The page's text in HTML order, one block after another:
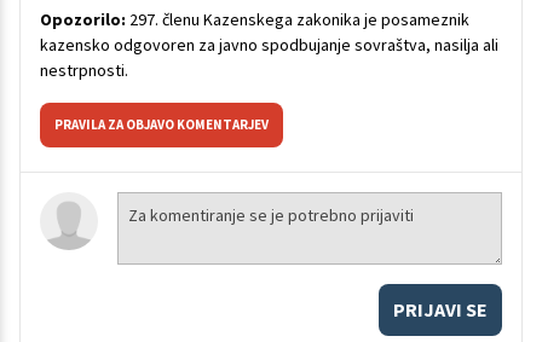
Opozorilo: 297. členu Kazenskega zakonika je posameznik
kazensko odgovoren za javno spodbujanje sovraštva, nasilja ali
nestrpnosti.
PRAVILA ZA OBJAVO KOMENTARJEV
PRIJAVI SE